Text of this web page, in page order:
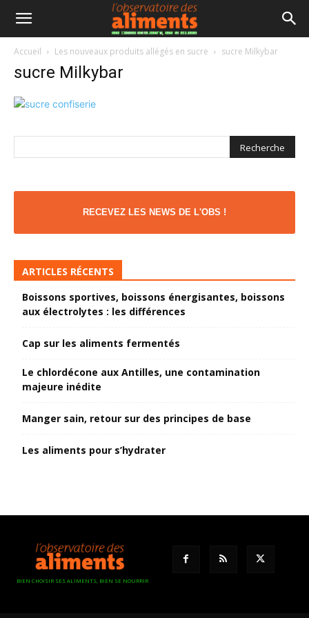
Accueil Les nouveaux produits allégés en sucre sucre Milkybar
sucre Milkybar
RECEVEZ LES NEWS DE L'OBS !
ARTICLES RÉCENTS
Boissons sportives, boissons énergisantes, boissons
aux électrolytes : les différences
Cap sur les aliments fermentés
Le chlordécone aux Antilles, une contamination
majeure inédite
Manger sain, retour sur des principes de base
Les aliments pour s’hydrater
BIEN CHOISIR SES ALIMENTS, BIEN SE NOURRIR